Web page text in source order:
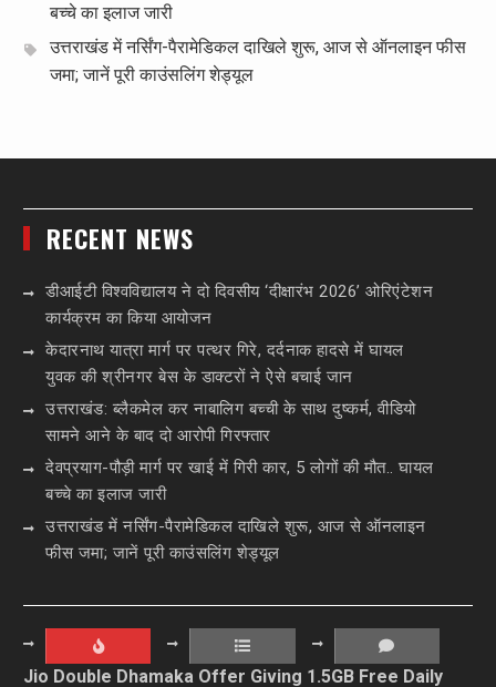
बच्चे का इलाज जारी
उत्तराखंड में नर्सिंग-पैरामेडिकल दाखिले शुरू, आज से ऑनलाइन फीस
जमा; जानें पूरी काउंसलिंग शेड्यूल
RECENT NEWS
डीआईटी विश्वविद्यालय ने दो दिवसीय ‘दीक्षारंभ 2026’ ओरिएंटेशन
कार्यक्रम का किया आयोजन
केदारनाथ यात्रा मार्ग पर पत्थर गिरे, दर्दनाक हादसे में घायल
युवक की श्रीनगर बेस के डाक्टरों ने ऐसे बचाई जान
उत्तराखंड: ब्लैकमेल कर नाबालिग बच्ची के साथ दुष्कर्म, वीडियो
सामने आने के बाद दो आरोपी गिरफ्तार
देवप्रयाग-पौड़ी मार्ग पर खाई में गिरी कार, 5 लोगों की मौत.. घायल
बच्चे का इलाज जारी
उत्तराखंड में नर्सिंग-पैरामेडिकल दाखिले शुरू, आज से ऑनलाइन
फीस जमा; जानें पूरी काउंसलिंग शेड्यूल
Jio Double Dhamaka Offer Giving 1.5GB Free Daily